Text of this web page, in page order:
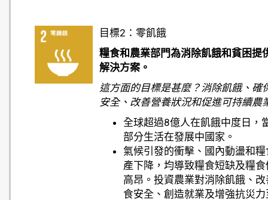
目標2：零飢餓
糧食和農業部門為消除飢餓和貧困提
解決方案。
這方面的目標是甚麼？消除飢餓、確
安全、改善營養狀況和促進可持續農
全球超過8億人在飢餓中度日，
部分生活在發展中國家。
氣候引發的衝擊、國內動盪和糧
產下降，均導致糧食短缺及糧食
高昂。投資農業對消除飢餓、改
食安全、創造就業及增強抗災力